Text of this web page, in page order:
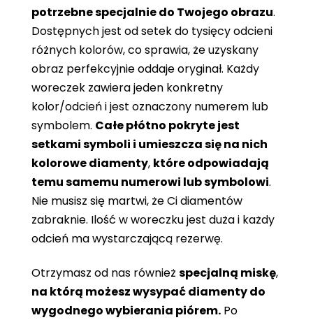
potrzebne specjalnie do Twojego obrazu.
Dostępnych jest od setek do tysięcy odcieni
różnych kolorów, co sprawia, że ​​uzyskany
obraz perfekcyjnie oddaje oryginał. Każdy
woreczek zawiera jeden konkretny
kolor/odcień i jest oznaczony numerem lub
symbolem. Całe płótno pokryte jest
setkami symboli i umieszcza się na nich
kolorowe diamenty, które odpowiadają
temu samemu numerowi lub symbolowi.
Nie musisz się martwi, że Ci diamentów
zabraknie. Ilość w woreczku jest duża i każdy
odcień ma wystarczającą rezerwę.
Otrzymasz od nas również specjalną miskę,
na którą możesz wysypać diamenty do
wygodnego wybierania piórem. Po